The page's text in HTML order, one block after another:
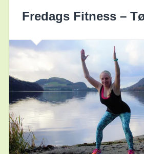
Fredags Fitness –